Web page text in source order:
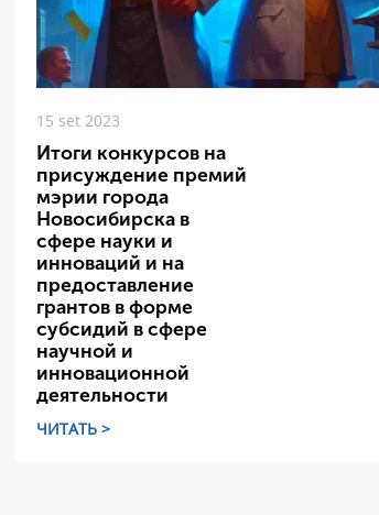
15 set 2023
Итоги конкурсов на
присуждение премий
мэрии города
Новосибирска в
сфере науки и
инноваций и на
предоставление
грантов в форме
субсидий в сфере
научной и
инновационной
деятельности
ЧИТАТЬ >